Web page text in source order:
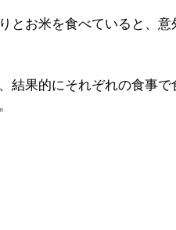
とお米を食べていると、
結果的にそれぞれの食事